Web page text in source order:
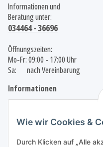
Wie wir Cookies &
Durch Klicken auf „Alle
Informationen und
Beratung unter:
034464 - 36696
Öffnungszeiten:
Mo-Fr: 09:00 - 17:00 Uhr
Sa: nach Vereinbarung
Informationen